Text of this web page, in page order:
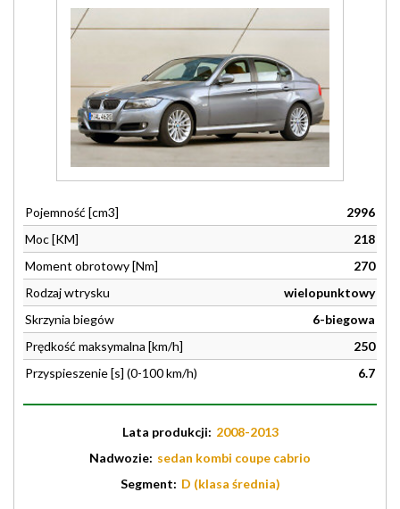
Pojemność [cm3]
2996
Moc [KM]
218
Moment obrotowy [Nm]
270
Rodzaj wtrysku
wielopunktowy
Skrzynia biegów
6-biegowa
Prędkość maksymalna [km/h]
250
Przyspieszenie [s] (0-100 km/h)
6.7
Lata produkcji: 2008-2013
Nadwozie: sedan kombi coupe cabrio
Segment: D (klasa średnia)